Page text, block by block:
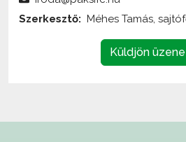
Küldjön